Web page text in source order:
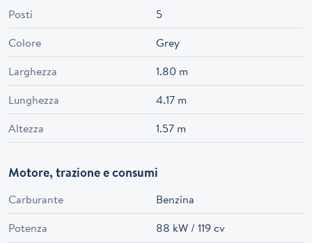
Posti
5
Colore
Grey
Larghezza
1.80 m
Lunghezza
4.17 m
Altezza
1.57 m
Motore, trazione e consumi
Carburante
Benzina
Potenza
88 kW / 119 cv